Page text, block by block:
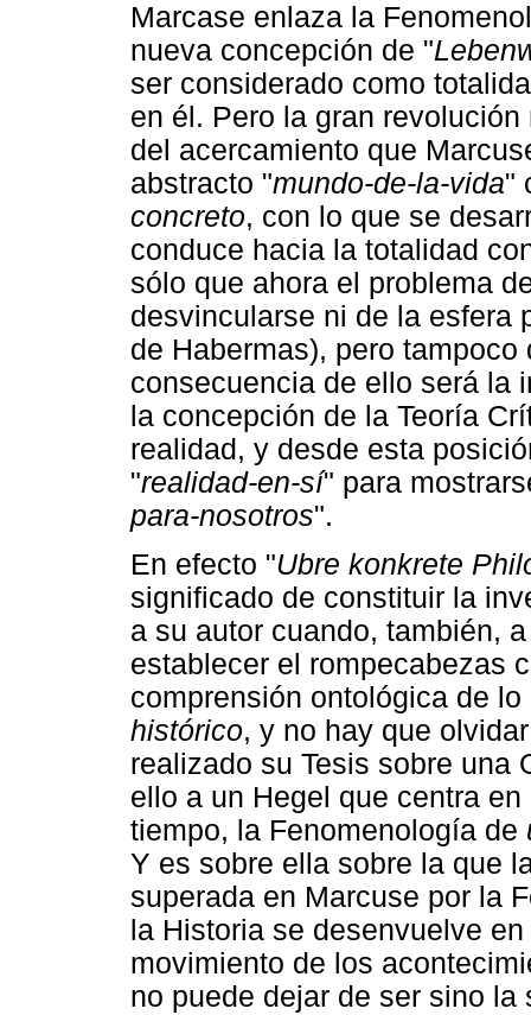
Marcase enlaza la
nueva concepción de "
ser considerado como
en él. Pero la gran
del acercamiento que
abstracto "mundo-de-la-vida"
concreto, con lo que se
conduce hacia la totalidad
sólo que ahora el problema
desvincularse ni de la esfera
de Habermas), pero
consecuencia de ello será la
la concepción de la Teoría
realidad, y desde esta
"realidad-en-sí" para
para-nosotros".
En efecto "Ubre konkrete
significado de constituir la
a su autor cuando, también,
establecer el rompecabezas
comprensión ontológica de
histórico, y no hay que
realizado su Tesis sobre una
ello a un Hegel que centra
tiempo, la Fenomenología de
Y es sobre ella sobre la que
superada en Marcuse por la
la Historia se desenvuelve
movimiento de los
no puede dejar de ser sino la